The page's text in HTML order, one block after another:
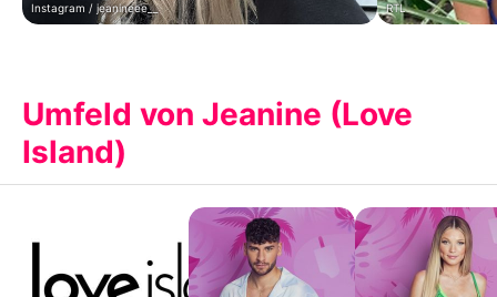
Instagram / jeanineee__ RTL
Umfeld von Jeanine (Love
Island)